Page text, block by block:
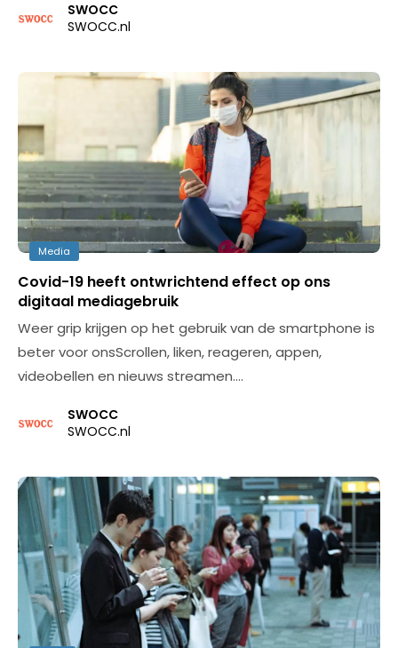
SWOCC
SWOCC.nl
Media
Covid-19 heeft ontwrichtend effect op ons
digitaal mediagebruik
Weer grip krijgen op het gebruik van de smartphone is
beter voor onsScrollen, liken, reageren, appen,
videobellen en nieuws streamen.…
SWOCC
SWOCC.nl